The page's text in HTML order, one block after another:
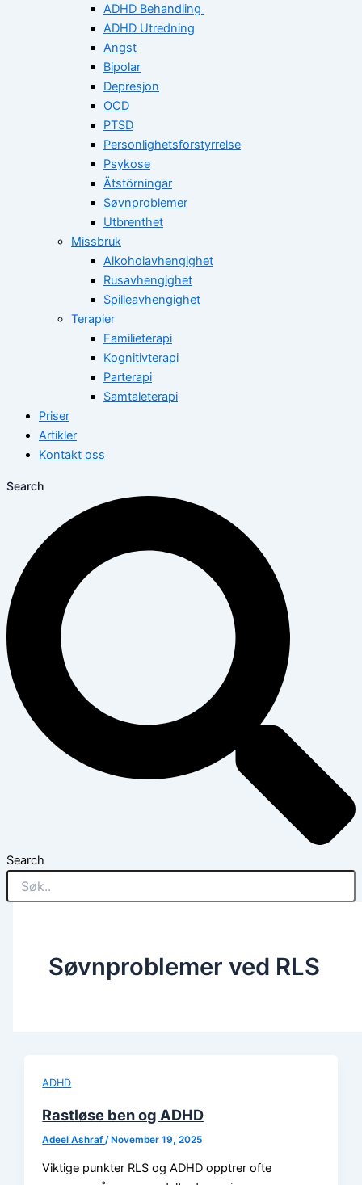
ADHD Behandling
ADHD Utredning
Angst
Bipolar
Depresjon
OCD
PTSD
Personlighetsforstyrrelse
Psykose
Ätstörningar
Søvnproblemer
Utbrenthet
Missbruk
Alkoholavhengighet
Rusavhengighet
Spilleavhengighet
Terapier
Familieterapi
Kognitivterapi
Parterapi
Samtaleterapi
Priser
Artikler
Kontakt oss
Search
Search
Søvnproblemer ved RLS
ADHD
Rastløse ben og ADHD
Adeel Ashraf /November 19, 2025
Viktige punkter RLS og ADHD opptrer ofte